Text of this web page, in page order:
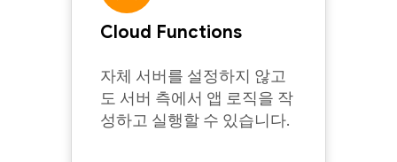
Cloud Functions
자체 서버를 설정하지 않고
도 서버 측에서 앱 로직을 작
성하고 실행할 수 있습니다.